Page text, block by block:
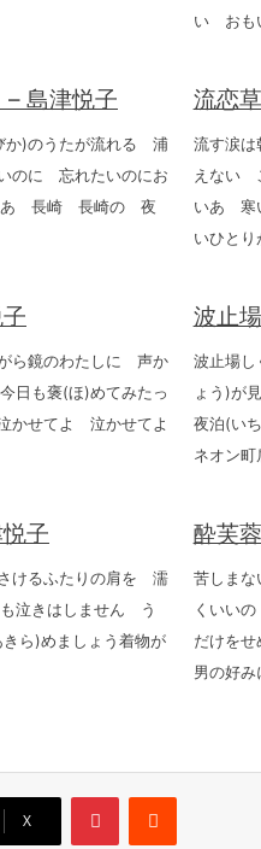
い おも
– 島津悦子
か)のうたが流れる 浦
のに 忘れたいのにお
あ 長崎 長崎の 夜
流恋
流す涙は
えない
いあゝ
いひとり
ら鏡のわたしに 声か
日も褒(ほ)めてみたっ
かせてよ 泣かせてよ
波止
波止場
ょう)が
夜泊(い
ネオン町
子
けるふたりの肩を 濡
泣きはしません う
ら)めましょう着物が
酔芙
苦しま
くいい
だけを
男の好
X
PinterestReddit